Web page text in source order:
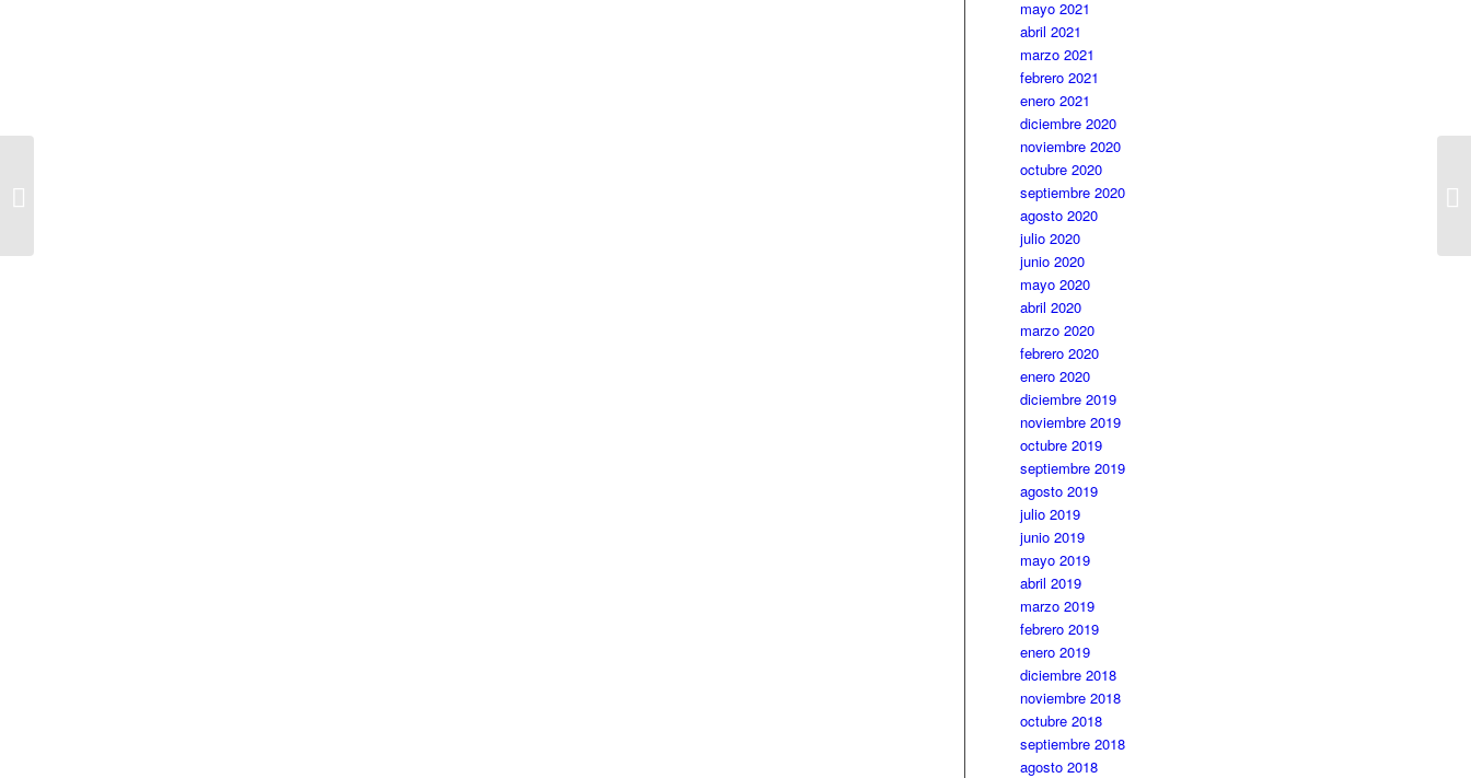
mayo 2021
abril 2021
marzo 2021
febrero 2021
enero 2021
diciembre 2020
noviembre 2020
octubre 2020
septiembre 2020
agosto 2020
julio 2020
junio 2020
mayo 2020
abril 2020
marzo 2020
febrero 2020
enero 2020
diciembre 2019
noviembre 2019
octubre 2019
septiembre 2019
agosto 2019
julio 2019
junio 2019
mayo 2019
abril 2019
marzo 2019
febrero 2019
enero 2019
diciembre 2018
noviembre 2018
octubre 2018
septiembre 2018
agosto 2018